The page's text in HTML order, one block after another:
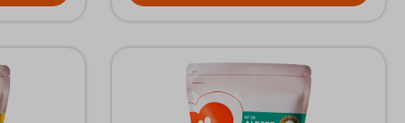
tanzt